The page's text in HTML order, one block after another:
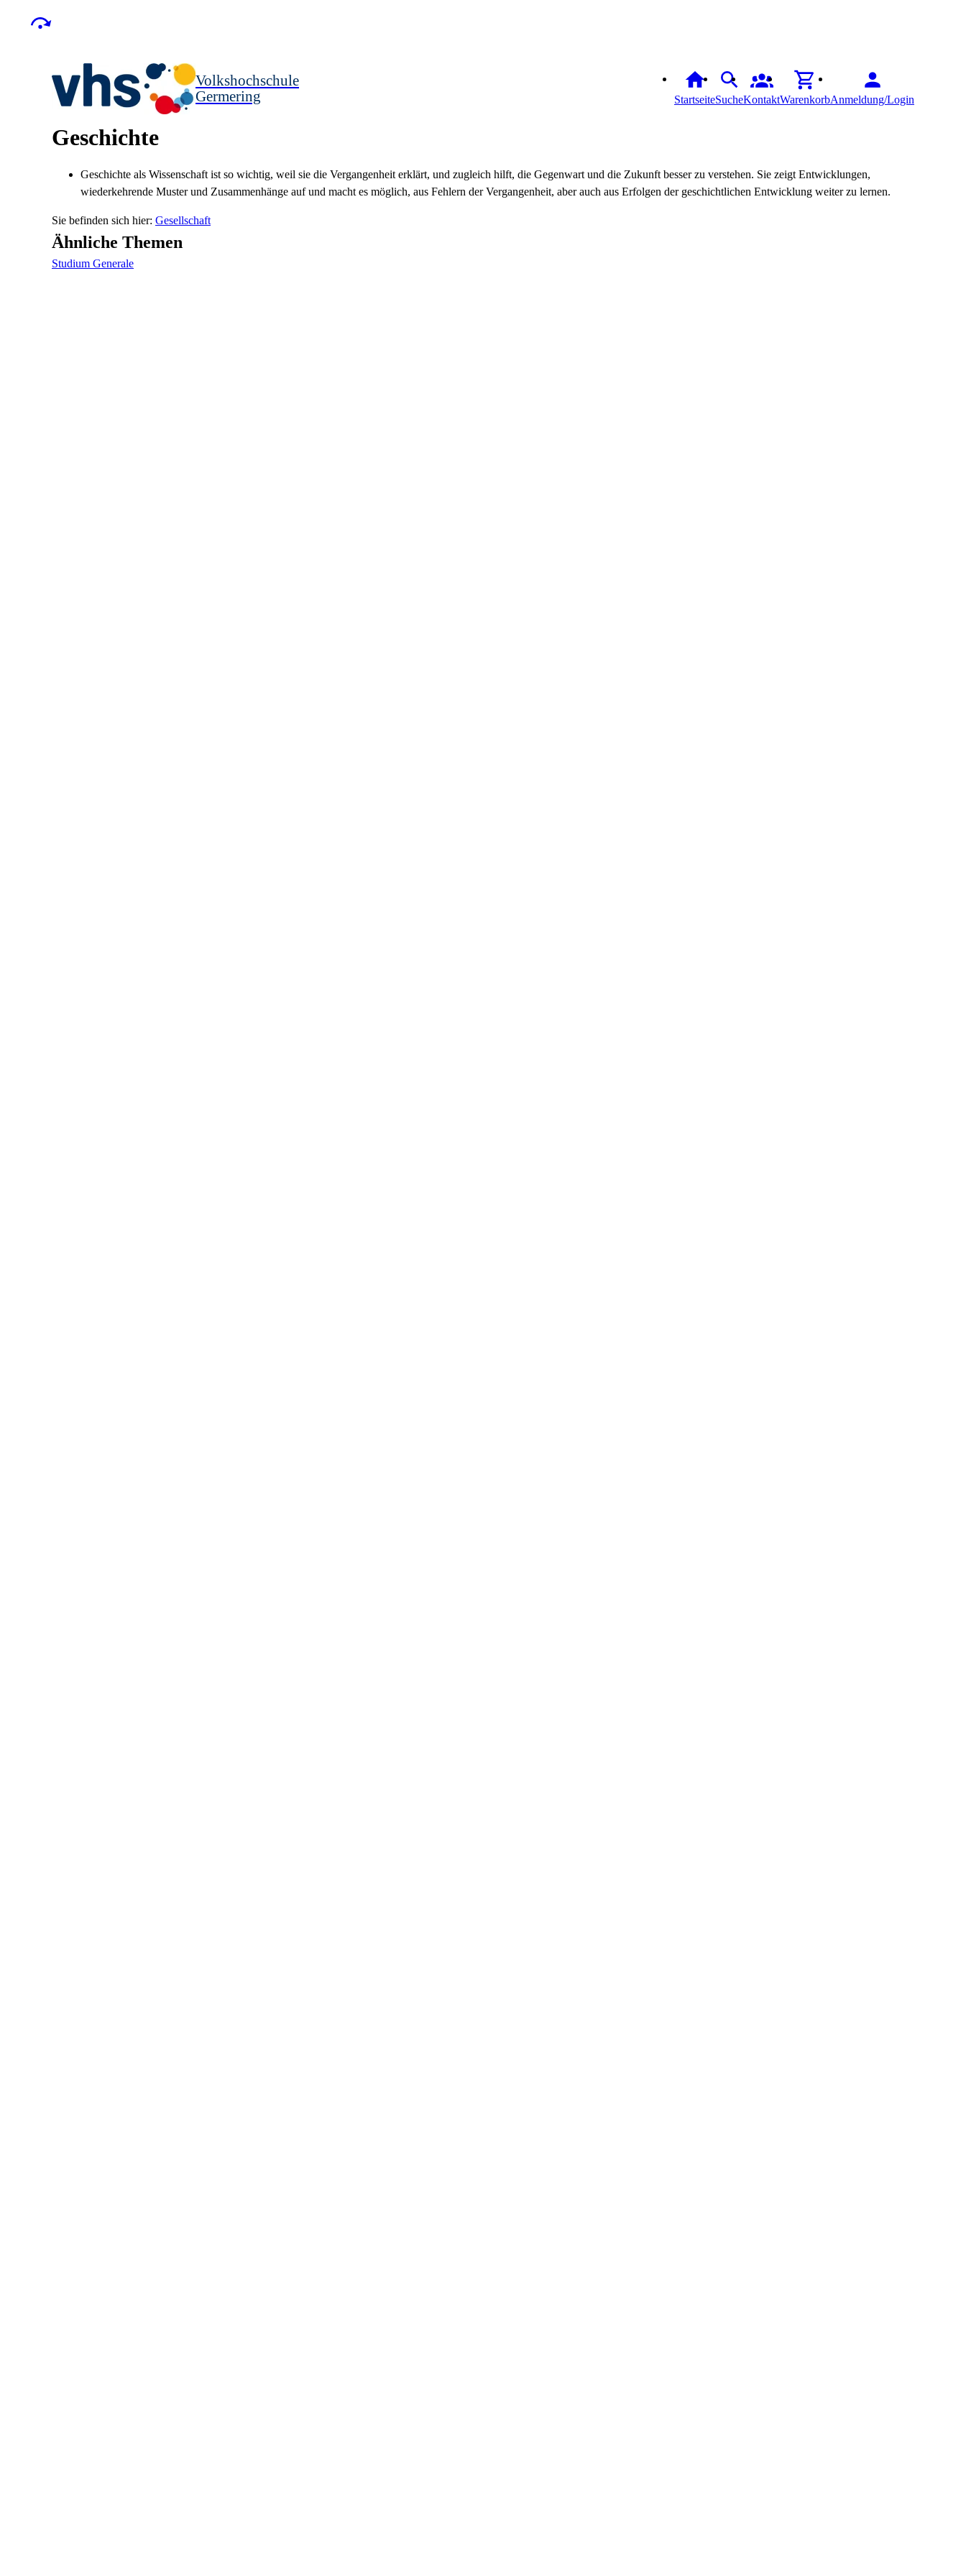
Volkshochschule
Germering
StartseiteSucheKontaktWarenkorbAnmeldung/Login
Geschichte
Geschichte als Wissenschaft ist so wichtig, weil sie die Vergangenheit erklärt, und zugleich hilft, die Gegenwart und die Zukunft besser zu verstehen. Sie zeigt Entwicklungen,
wiederkehrende Muster und Zusammenhänge auf und macht es möglich, aus Fehlern der Vergangenheit, aber auch aus Erfolgen der geschichtlichen Entwicklung weiter zu lernen.
Gesellschaft
Ähnliche Themen
Studium Generale